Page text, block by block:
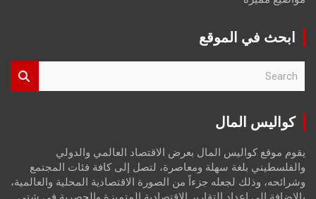
ابحث في الموقع
r
كواليس المال
يقوم موقع كواليس المال بعرض الاقتصاد العالمي والدولي
والفلسطيني بلغة سهلة ومعاصرة، لتصل إلى كافة فئات المجتمع
وشرائحه، وذلك لجعله جزءاً من الصورة الاقتصادية المحلية والعالمية،